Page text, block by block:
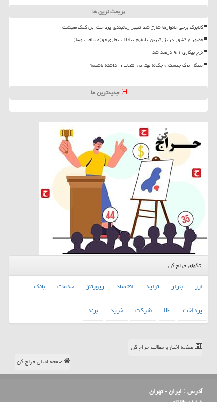
پربحث ترین ها
کالابرگ برخی خانوارها شارژ شد تغییر زمانبندی پرداخت این کمک معیشت
حضور ۷ کشور در بزرگترین پلتفرم تبادلات تجاری حوزه ساخت وساز
نرخ بیکاری ۹،۱ درصد شد
سیگار برگ چیست و چگونه بهترین انتخاب را داشته باشیم؟
جدیدترین ها
تگهای حراج کن
ارز بازار تولید اقتصاد رپورتاژ خدمات
بانك
پرداخت
طلا شركت خرید برند
صفحه اخبار و مطالب حراج کن
صفحه اصلی حراج کن
آدرس : ایران - تهران